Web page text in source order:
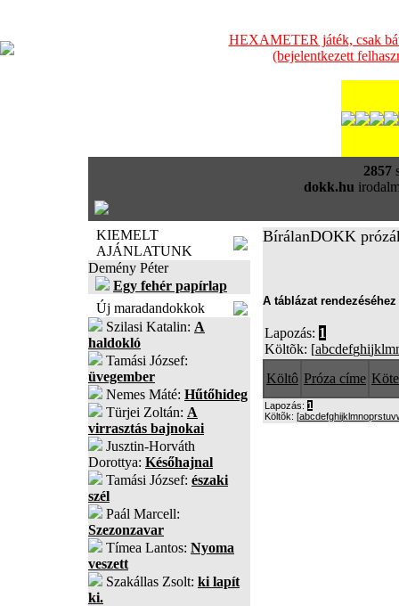
HEXAMETER játék, csak
(bejelentkezett
2857
dokk.hu
KIEMELT
AJÁNLATUNK
Demény Péter
Egy fehér papírlap
Új maradandokkok
Szilasi Katalin: A
haldokló
Tamási József:
üvegember
Nemes Máté: Hűtőhideg
Türjei Zoltán: A
virrasztás bajnokai
Jusztin-Horváth
Dorottya: Későhajnal
Tamási József: északi
szél
Paál Marcell:
Szezonzavar
Tímea Lantos: Nyoma
veszett
Szakállas Zsolt: ki lapít
ki.
BírálanDOKK
A táblázat
Lapozás: 1
Költõk: [abcdefghijklm
Költô Próza címe
Lapozás: 1
Költõk: [abcdefghijklmnoprstuv